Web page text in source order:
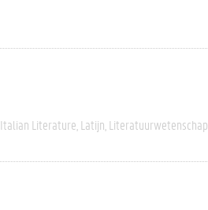
Italian Literature Latijn Literatuurwetenschap